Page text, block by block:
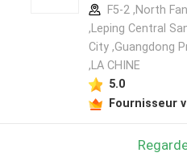
Laisser un
F5-2 ,North
,Leping Central
City ,Guangdong
,LA CHINE
5.0
Fournisseur